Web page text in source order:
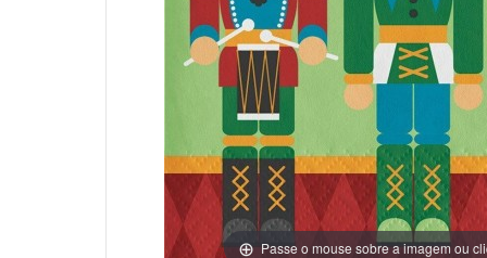
Ver MaisDecoração
Ver Mais
Ver Mais
Grinaldas
Ver Mais
Passe o mouse sobre a imagem ou